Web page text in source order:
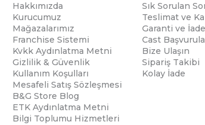
Hakkımızda
Kurucumuz
Mağazalarımız
Franchise Sistemi
Kvkk Aydınlatma Metni
Gizlilik & Güvenlik
Kullanım Koşulları
Mesafeli Satış Sözleşmesi
B&G Store Blog
ETK Aydınlatma Metni
Bilgi Toplumu Hizmetleri
Sık Sorulan
Teslimat ve
Garanti ve
Cast
Bize Ulaşın
Sipariş Takibi
Kolay İade